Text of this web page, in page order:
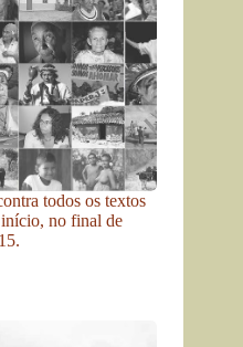
todos os textos
início, no final de